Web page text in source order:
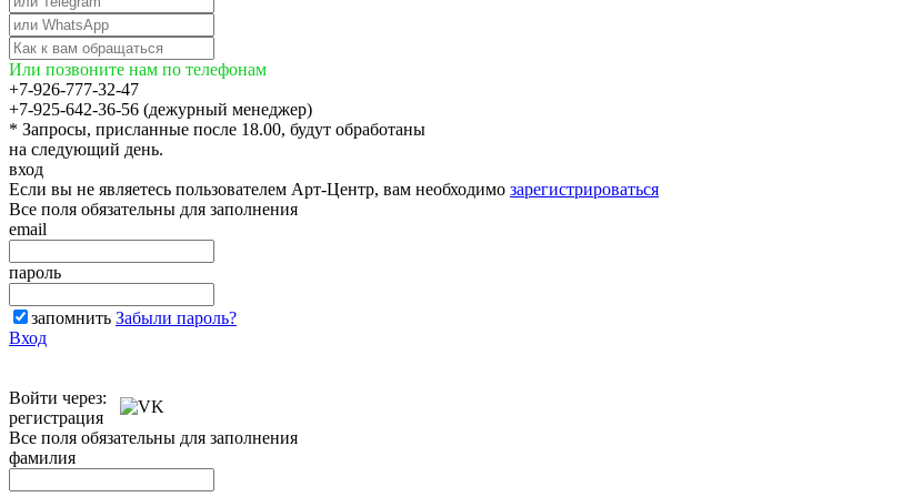
Или позвоните нам по телефонам
+7-926-777-32-47
+7-925-642-36-56 (дежурный менеджер)
* Запросы, присланные после 18.00, будут обработаны
на следующий день.
вход
Если вы не являетесь пользователем Арт-Центр, вам необходимо зарегистрироваться
Все поля обязательны для заполнения
email
пароль
запомнить Забыли пароль?
Вход
Войти через:
регистрация
Все поля обязательны для заполнения
фамилия